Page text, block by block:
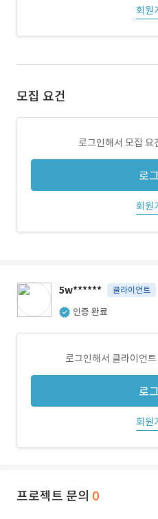
회원
모집 요건
로그인해서 모집 요
로
회원
5w****** 클라이언트
인증 완료
로그인해서 클라이언
로
회원
프로젝트 문의 0